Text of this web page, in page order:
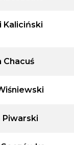
Kaliciński
Chacuś
Piwarski